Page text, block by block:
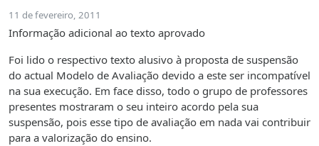
11 de fevereiro, 2011
Informação adicional ao texto aprovado
Foi lido o respectivo texto alusivo à proposta de suspensão
do actual Modelo de Avaliação devido a este ser incompatível
na sua execução. Em face disso, todo o grupo de professores
presentes mostraram o seu inteiro acordo pela sua
suspensão, pois esse tipo de avaliação em nada vai contribuir
para a valorização do ensino.